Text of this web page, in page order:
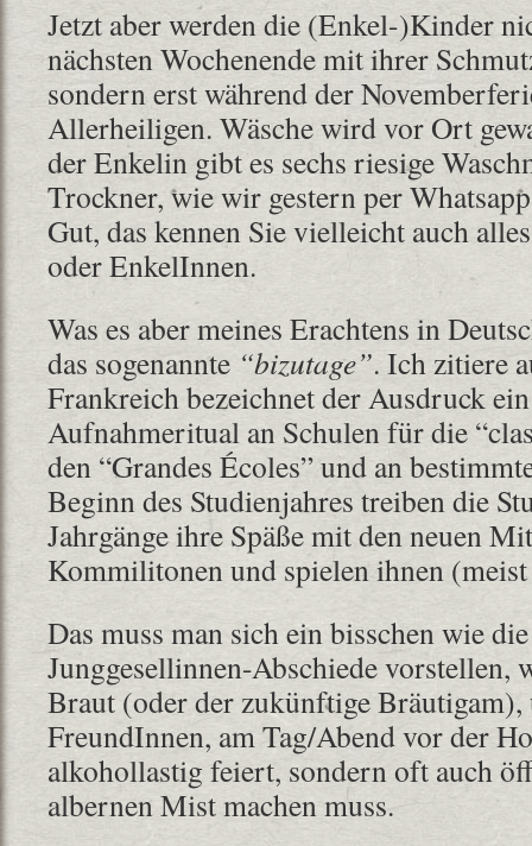
Jetzt aber werden die (Enkel-)Kinder
nächsten Wochenende mit ihrer
sondern erst während der
Allerheiligen. Wäsche wird vor Ort
der Enkelin gibt es sechs riesige
Trockner, wie wir gestern per
Gut, das kennen Sie vielleicht auch
oder EnkelInnen.
Was es aber meines Erachtens in
das sogenannte “bizutage”. Ich zitiere
Frankreich bezeichnet der Ausdruck
Aufnahmeritual an Schulen für die
den “Grandes Écoles” und an
Beginn des Studienjahres treiben die
Jahrgänge ihre Späße mit den neuen
Kommilitonen und spielen ihnen
Das muss man sich ein bisschen wie
Junggesellinnen-Abschiede vorstellen,
Braut (oder der zukünftige Bräutigam),
FreundInnen, am Tag/Abend vor der
alkohollastig feiert, sondern oft auch
albernen Mist machen muss.